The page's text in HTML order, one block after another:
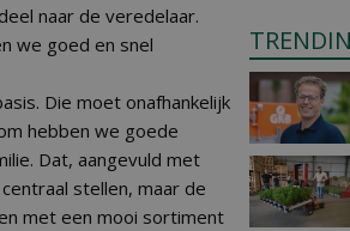
naar de veredelaar.
we goed en snel
Die moet onafhankelijk
hebben we goede
Dat, aangevuld met
stellen, maar de
met een mooi sortiment